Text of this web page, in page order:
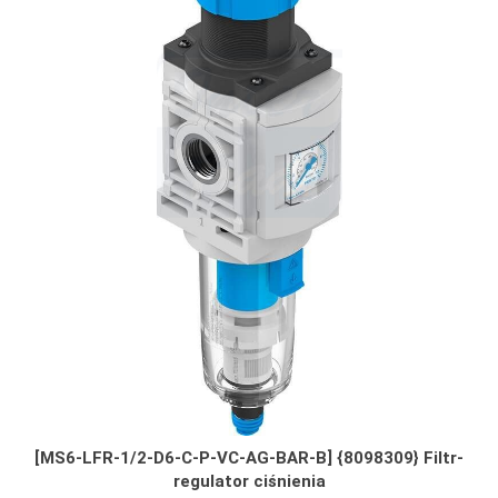
[MS6-LFR-1/2-D6-C-P-VC-AG-BAR-B] {8098309} Filtr-
regulator ciśnienia